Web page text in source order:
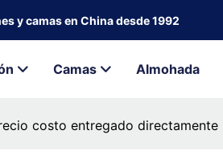
y camas en China desde 1992
Camas Almohada
costo entregado directamente